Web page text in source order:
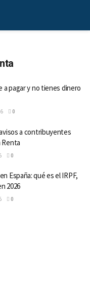
a pagar y no tienes dinero
0
a contribuyentes
Renta
0
España: qué es el IRPF,
2026
0